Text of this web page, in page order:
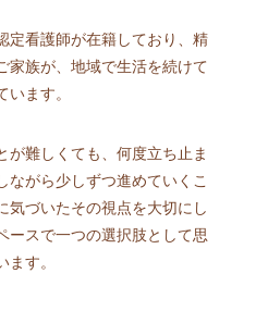
定看護師が在籍しており、精
家族が、地域で生活を続けて
ます。
が難しくても、何度立ち止ま
ながら少しずつ進めていくこ
気づいたその視点を大切にし
ースで一つの選択肢として思
す。